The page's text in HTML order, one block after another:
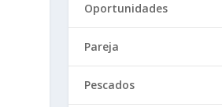
Oportunidades
Pareja
Pescados